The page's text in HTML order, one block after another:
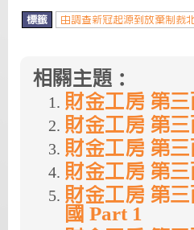
標籤 由調查新冠起源到放棄制裁
相關主題：
財金工房 第
財金工房 第
財金工房 第
財金工房 第
財金工房 第
國 Part 1